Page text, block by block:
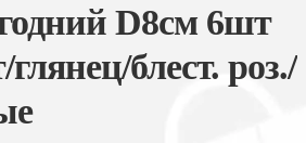
D8см 6шт
блест. роз./